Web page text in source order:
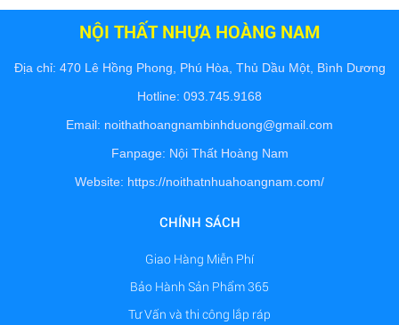
Nội thất nhựa ngày càng trở thành lựa chọn phổ
biến trong việc trang trí và bố trí không gian...
Thi công tủ bếp nhựa tại định hòa thủ dầu
Tủ bếp nhựa bình dương, nội thất nhựa hoàng
nam chuyên thiết kế và thi công nội thất bếp
đẹp...
Thi công tủ bếp nhựa tại bến cát bình
Thi công, lắp đặt tủ bếp nhựa cao cấp, đóng tủ
theo yêu cầu, giá rẻ đẹp tại bến cát bình...
NỘI THẤT NHỰA HOÀNG NAM
Địa chỉ: 470 Lê Hồng Phong, Phú Hòa, Thủ Dầu Một, Bình Dương
Hotline: 093.745.9168
Email: noithathoangnambinhduong@gmail.com
Fanpage: Nội Thất Hoàng Nam
Website: https://noithatnhuahoangnam.com/
CHÍNH SÁCH
Giao Hàng Miễn Phí
Bảo Hành Sản Phẩm 365
Tư Vấn và thi công lắp ráp